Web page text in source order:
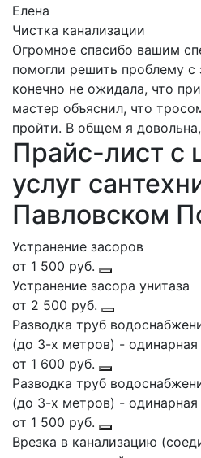
Елена
Чистка канализации
Огромное спасибо вашим
помогли решить проблему с
конечно не ожидала, что
мастер объяснил, что
пройти. В общем я
Прайс-лист с
услуг
Павловском
Устранение засоров
от 1 500 руб.
Устранение засора унитаза
от 2 500 руб.
Разводка труб
(до 3-х метров) - одинарная
от 1 600 руб.
Разводка труб
(до 3-х метров) - одинарная
от 1 500 руб.
Врезка в канализацию